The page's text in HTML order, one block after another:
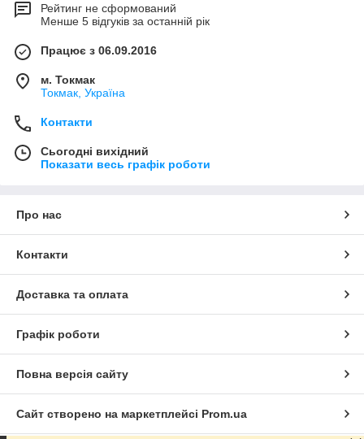
Рейтинг не сформований
Менше 5 відгуків за останній рік
Працює з 06.09.2016
м. Токмак
Токмак, Україна
Контакти
Сьогодні вихідний
Показати весь графік роботи
Про нас
Контакти
Доставка та оплата
Графік роботи
Повна версія сайту
Сайт створено на маркетплейсі Prom.ua